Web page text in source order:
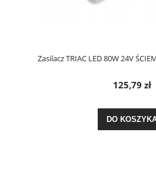
Zasilacz TRIAC LED 80W 24V
125,79 zł
DO